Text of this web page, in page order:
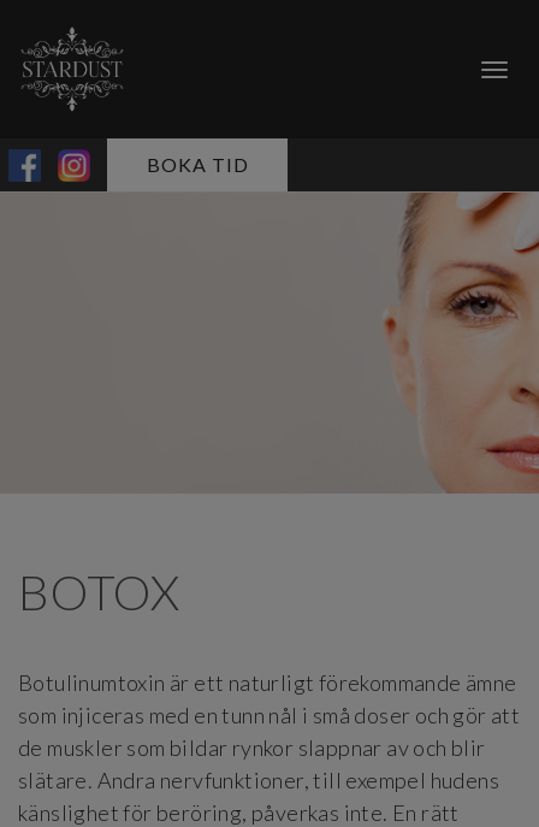
BOKA TID
BOTOX
Botulinumtoxin är ett naturligt förekommande ämne
som injiceras med en tunn nål i små doser och gör att
de muskler som bildar rynkor slappnar av och blir
slätare. Andra nervfunktioner, till exempel hudens
känslighet för beröring, påverkas inte. En rätt